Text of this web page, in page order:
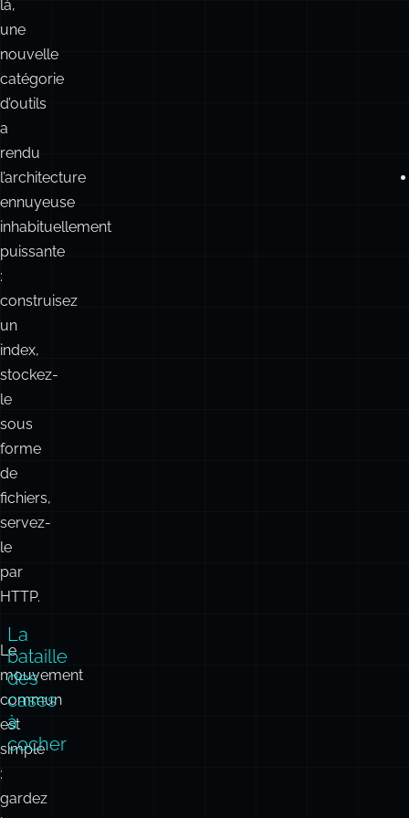
RAG
en
prototype.
Pour
ceux-
là,
une
nouvelle
catégorie
d’outils
a
rendu
l’architecture
ennuyeuse
inhabituellement
puissante
:
construisez
un
index,
stockez-
le
sous
forme
de
fichiers,
servez-
le
par
HTTP.
sur
une
seule
case.
Le
mouvement
La
des